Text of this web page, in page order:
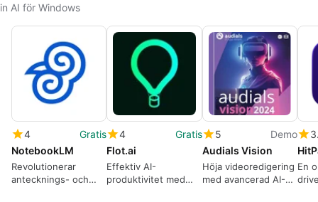
in AI för Windows
4
Gratis
NotebookLM
Revolutionerar
antecknings- och
4
Gratis
Flot.ai
Effektiv AI-
produktivitet med
5
Demo
Audials Vision
Höja videoredigering
med avancerad AI-
En